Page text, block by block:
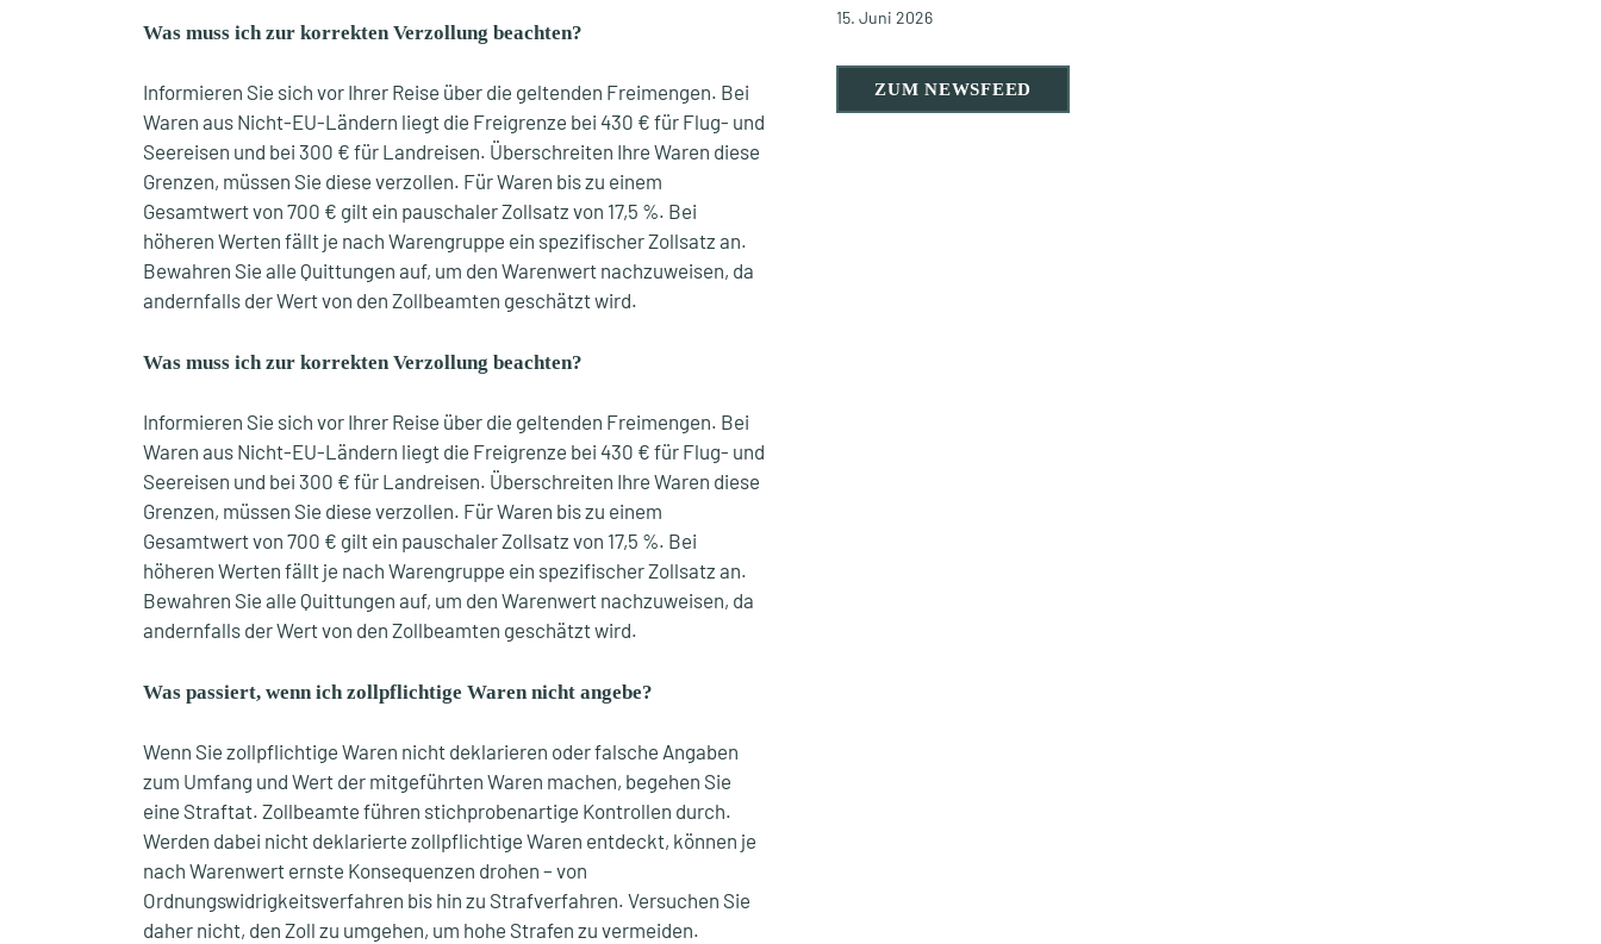
Was muss ich zur korrekten Verzollung beachten?
Informieren Sie sich vor Ihrer Reise über die geltenden Freimengen. Bei
Waren aus Nicht-EU-Ländern liegt die Freigrenze bei 430 € für Flug- und
Seereisen und bei 300 € für Landreisen. Überschreiten Ihre Waren diese
Grenzen, müssen Sie diese verzollen. Für Waren bis zu einem
Gesamtwert von 700 € gilt ein pauschaler Zollsatz von 17,5 %. Bei
höheren Werten fällt je nach Warengruppe ein spezifischer Zollsatz an.
Bewahren Sie alle Quittungen auf, um den Warenwert nachzuweisen, da
andernfalls der Wert von den Zollbeamten geschätzt wird.
Was muss ich zur korrekten Verzollung beachten?
Informieren Sie sich vor Ihrer Reise über die geltenden Freimengen. Bei
Waren aus Nicht-EU-Ländern liegt die Freigrenze bei 430 € für Flug- und
Seereisen und bei 300 € für Landreisen. Überschreiten Ihre Waren diese
Grenzen, müssen Sie diese verzollen. Für Waren bis zu einem
Gesamtwert von 700 € gilt ein pauschaler Zollsatz von 17,5 %. Bei
höheren Werten fällt je nach Warengruppe ein spezifischer Zollsatz an.
Bewahren Sie alle Quittungen auf, um den Warenwert nachzuweisen, da
andernfalls der Wert von den Zollbeamten geschätzt wird.
Was passiert, wenn ich zollpflichtige Waren nicht angebe?
Wenn Sie zollpflichtige Waren nicht deklarieren oder falsche Angaben
zum Umfang und Wert der mitgeführten Waren machen, begehen Sie
eine Straftat. Zollbeamte führen stichprobenartige Kontrollen durch.
Werden dabei nicht deklarierte zollpflichtige Waren entdeckt, können je
nach Warenwert ernste Konsequenzen drohen – von
Ordnungswidrigkeitsverfahren bis hin zu Strafverfahren. Versuchen Sie
daher nicht, den Zoll zu umgehen, um hohe Strafen zu vermeiden.
15. Juni 2026
ZUM NEWSFEED